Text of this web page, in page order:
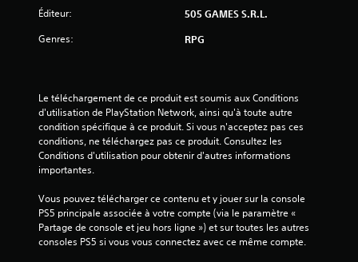
s
s
5
(
Éditeur: 505 GAMES S.R.L.
Genres: RPG
Le téléchargement de ce produit est soumis aux Conditions
d'utilisation de PlayStation Network, ainsi qu'à toute autre
condition spécifique à ce produit. Si vous n'acceptez pas ces
conditions, ne téléchargez pas ce produit. Consultez les
Conditions d'utilisation pour obtenir d'autres informations
importantes.
Vous pouvez télécharger ce contenu et y jouer sur la console
PS5 principale associée à votre compte (via le paramètre «
Partage de console et jeu hors ligne ») et sur toutes les autres
consoles PS5 si vous vous connectez avec ce même compte.